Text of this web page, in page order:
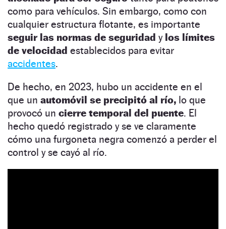
como para vehículos. Sin embargo, como con
cualquier estructura flotante, es importante
seguir las normas de seguridad y los límites
de velocidad establecidos para evitar
accidentes.
De hecho, en 2023, hubo un accidente en el
que un automóvil se precipitó al río, lo que
provocó un cierre temporal del puente. El
hecho quedó registrado y se ve claramente
cómo una furgoneta negra comenzó a perder el
control y se cayó al río.